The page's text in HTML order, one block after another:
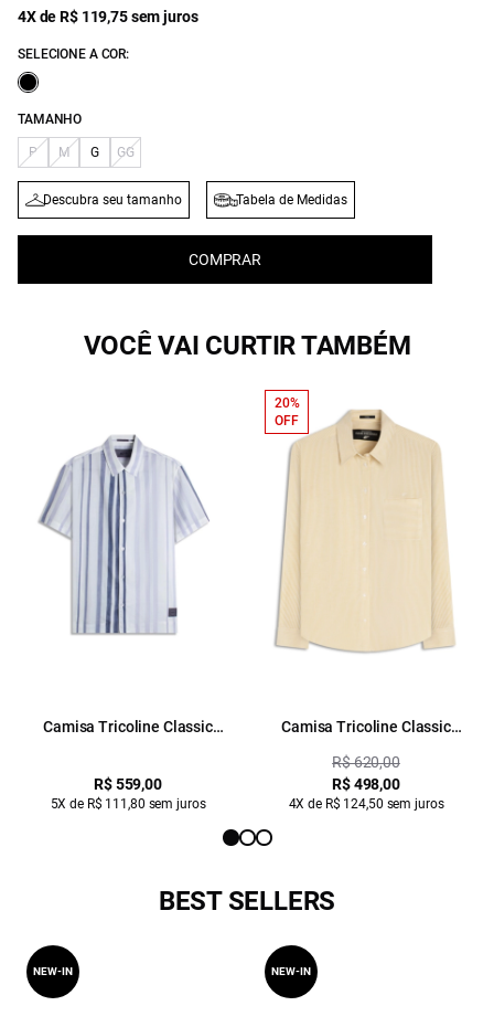
4X de R$ 119,75 sem juros
SELECIONE A COR:
TAMANHO
P M G GG
Descubra seu tamanho Tabela de Medidas
COMPRAR
VOCÊ VAI CURTIR TAMBÉM
Camisa Tricoline Classic
R$ 559,00
5X de R$ 111,80 sem juros
Camisa Tricoline Classic
R$ 620,00
R$ 498,00
4X de R$ 124,50 sem juros
20%
OFF
BEST SELLERS
NEW-IN NEW-IN